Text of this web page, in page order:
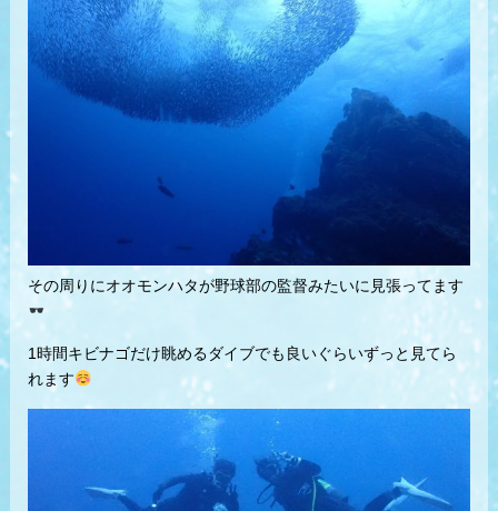
その周りにオオモンハタが野球部の監督みたいに見張ってます
1時間キビナゴだけ眺めるダイブでも良いぐらいずっと見てら
れます